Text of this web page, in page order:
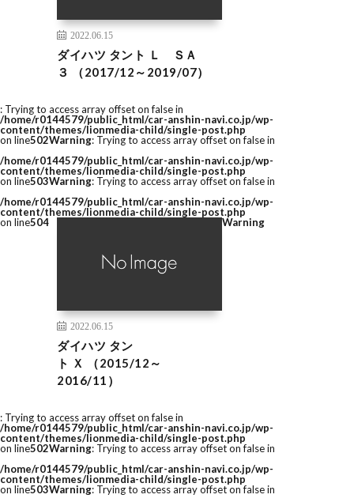
2022.06.15
ダイハツ タント Ｌ ＳＡ
３ （2017/12～2019/07）
: Trying to access array offset on false in
/home/r0144579/public_html/car-anshin-navi.co.jp/wp-
content/themes/lionmedia-child/single-post.php
on line502Warning: Trying to access array offset on false in
/home/r0144579/public_html/car-anshin-navi.co.jp/wp-
content/themes/lionmedia-child/single-post.php
on line503Warning: Trying to access array offset on false in
/home/r0144579/public_html/car-anshin-navi.co.jp/wp-
content/themes/lionmedia-child/single-post.php
on line504
2022.06.15
ダイハツ タン
ト Ｘ （2015/12～
2016/11）
Warning
: Trying to access array offset on false in
/home/r0144579/public_html/car-anshin-navi.co.jp/wp-
content/themes/lionmedia-child/single-post.php
on line502Warning: Trying to access array offset on false in
/home/r0144579/public_html/car-anshin-navi.co.jp/wp-
content/themes/lionmedia-child/single-post.php
on line503Warning: Trying to access array offset on false in